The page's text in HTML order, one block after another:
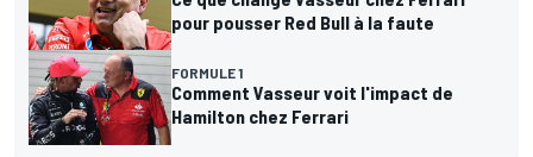
pour pousser Red Bull à la faute
FORMULE 1
Comment Vasseur voit l'impact de
Hamilton chez Ferrari